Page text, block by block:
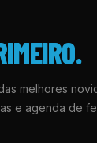
melhores
e agenda de